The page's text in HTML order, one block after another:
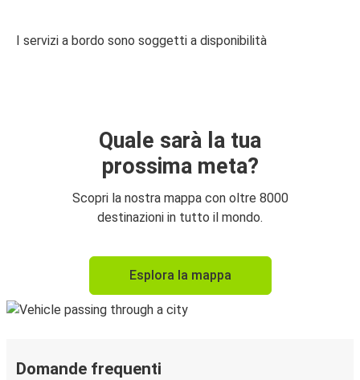
I servizi a bordo sono soggetti a disponibilità
Quale sarà la tua
prossima meta?
Scopri la nostra mappa con oltre 8000
destinazioni in tutto il mondo.
Esplora la mappa
Domande frequenti